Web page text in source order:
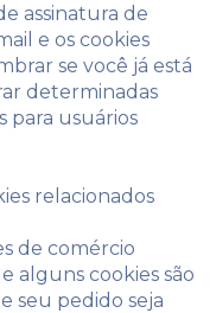
assinatura de
e os cookies
se você já está
determinadas
para usuários
relacionados
de comércio
alguns cookies são
seu pedido seja